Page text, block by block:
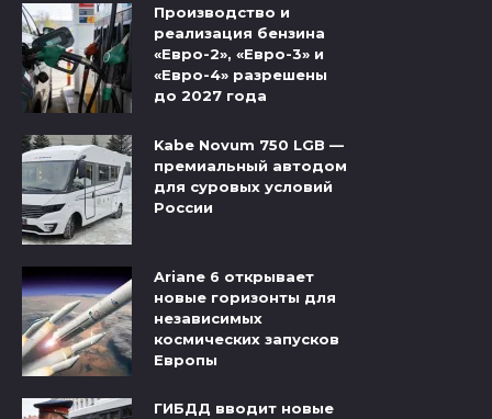
Производство и
реализация бензина
«Евро-2», «Евро-3» и
«Евро-4» разрешены
до 2027 года
Kabe Novum 750 LGB —
премиальный автодом
для суровых условий
России
Ariane 6 открывает
новые горизонты для
независимых
космических запусков
Европы
ГИБДД вводит новые